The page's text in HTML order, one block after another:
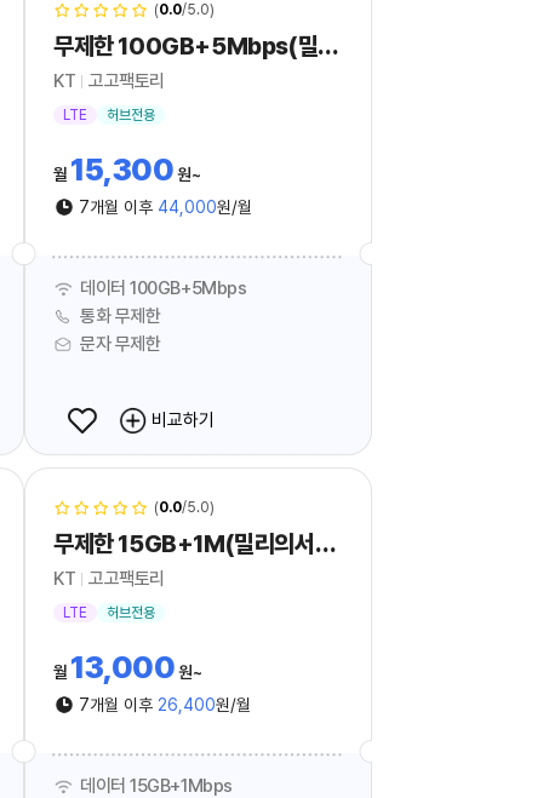
(0.0/5.0)
무제한 100GB+5Mbps(밀리의서재 Free)_hub
KT 고고팩토리
LTE 허브전용
월 15,300원
7개월 이후 44,000원/월
데이터 100GB+5Mbps
통화 무제한
문자 무제한
비교하기
(0.0/5.0)
무제한 15GB+1M(밀리의서재 Free)_hub
KT 고고팩토리
LTE 허브전용
월 13,000원
7개월 이후 26,400원/월
데이터 15GB+1Mbps